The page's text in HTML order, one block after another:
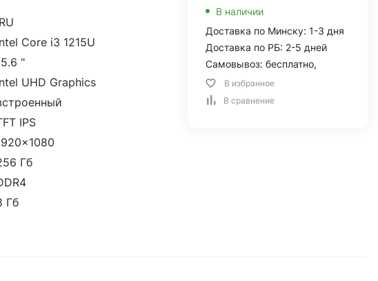
Core i3 1215U
"
UHD Graphics
IPS
Гб
Гб
В наличии
Доставка по Минску: 1-3 дня
Доставка по РБ: 2-5 дней
Самовывоз: бесплатно,
В избранное
В сравнение